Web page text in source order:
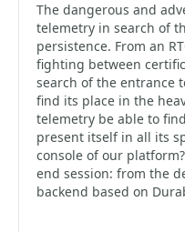
The dangerous and
telemetry in search of
persistence. From an
fighting between
search of the entrance
find its place in the
telemetry be able to
present itself in all its
console of our
end session: from the
backend based on